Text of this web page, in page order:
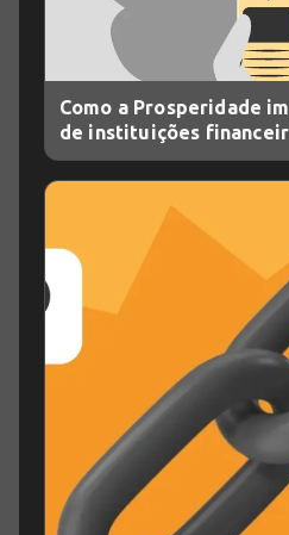
Como a Prosperidade
de instituições